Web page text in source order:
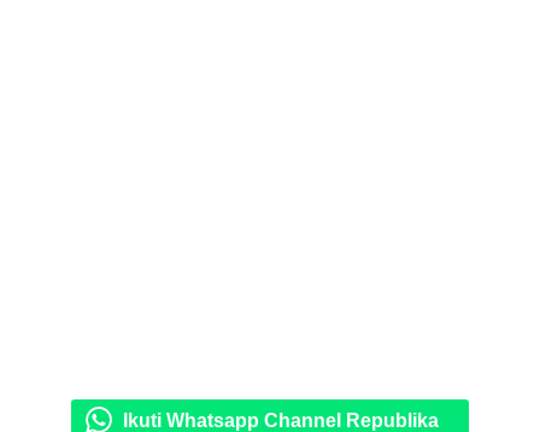
Ikuti Whatsapp Channel Republika